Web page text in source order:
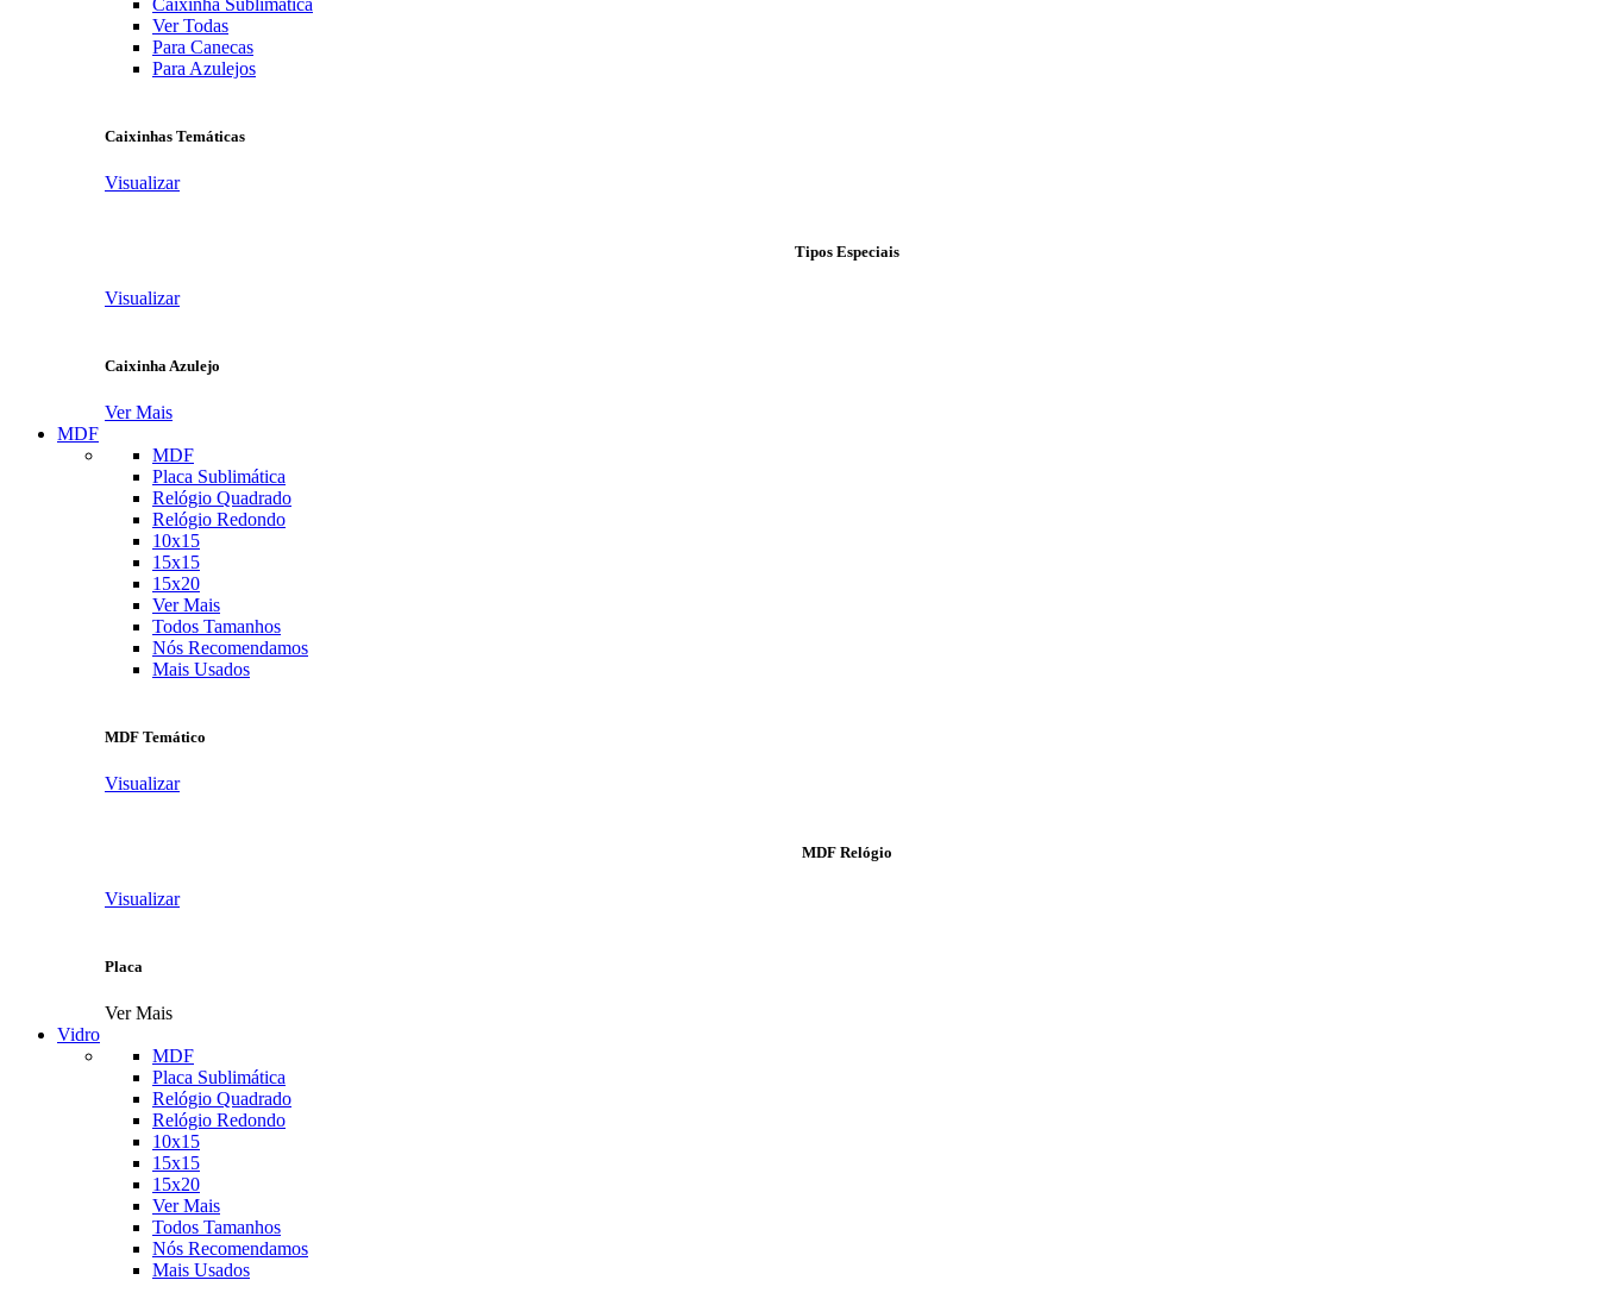
Caixinha Sublimática
Ver Todas
Para Canecas
Para Azulejos
Caixinhas Temáticas
Visualizar
Tipos Especiais
Visualizar
Caixinha Azulejo
Ver Mais
MDF
MDF
Placa Sublimática
Relógio Quadrado
Relógio Redondo
10x15
15x15
15x20
Ver Mais
Todos Tamanhos
Nós Recomendamos
Mais Usados
MDF Temático
Visualizar
MDF Relógio
Visualizar
Placa
Ver Mais
Vidro
MDF
Placa Sublimática
Relógio Quadrado
Relógio Redondo
10x15
15x15
15x20
Ver Mais
Todos Tamanhos
Nós Recomendamos
Mais Usados